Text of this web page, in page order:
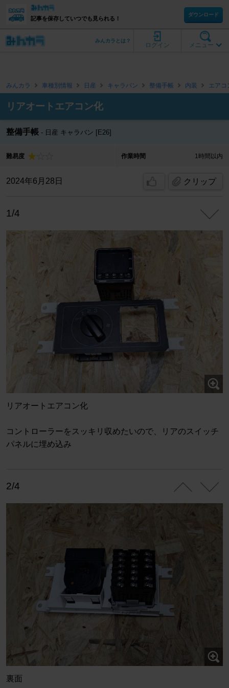
記事を保存していつでも見られる！
ダウンロード
メニュー
ログイン
みんカラとは？
みんカラ 車種別情報 日産 キャラバン 整備手帳 内装 エアコ
リアオートエアコン化
整備手帳 日産 キャラバン [E26]
難易度 作業時間 1時間以内
2024年6月28日 クリップ
1/4
リアオートエアコン化
コントローラーをスッキリ収めたいので、リアのスイッチ
パネルに埋め込み
2/4
裏面